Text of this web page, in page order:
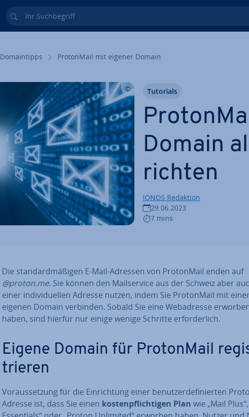
Ihr Such­be­griff
Do­main­tipps Pro­ton­Mail mit eigener Domain
Domain
rich­ten
IONOS Redaktion
29.06.2023
7 mins
Tutorials
Die stan­dard­mä­ßi­gen E-Mail-Adressen von Pro­ton­Mail enden auf
@proton.me. Sie können den Mail­ser­vice aus der Schweiz aber
einer in­di­vi­du­el­len Adresse nutzen, indem Sie Pro­ton­Mail mit einer
eigenen Domain verbinden. Sobald Sie eine Web­adres­se
haben, sind hierfür nur einige wenige Schritte er­for­der­lich.
Eigene Domain für Pro­ton­Mail
trie­ren
Vor­aus­set­zung für die Ein­rich­tung einer be­nut­zer­de­fi­nier­ten
Adresse ist, dass Sie einen kos­ten­pflich­ti­gen Plan wie „Mail